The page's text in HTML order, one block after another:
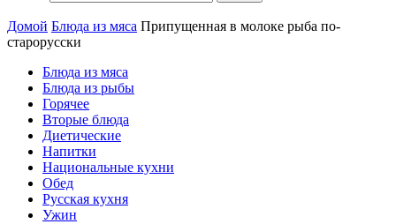
Домой Блюда из мяса Припущенная в молоке рыба по-
старорусски
Блюда из мяса
Блюда из рыбы
Горячее
Вторые блюда
Диетические
Напитки
Национальные кухни
Обед
Русская кухня
Ужин